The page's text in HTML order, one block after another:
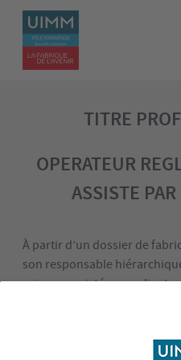
TITRE
OPERATEUR
ASSISTE
À partir d’un dossier de
son responsable
usinage assisté par
machines-outils à
ou en d’autres matériaux